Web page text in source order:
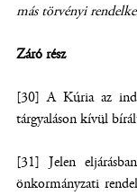
más törvényi
Záró rész
[30] A Kúria az
tárgyaláson kívül
[31] Jelen
önkormányzati